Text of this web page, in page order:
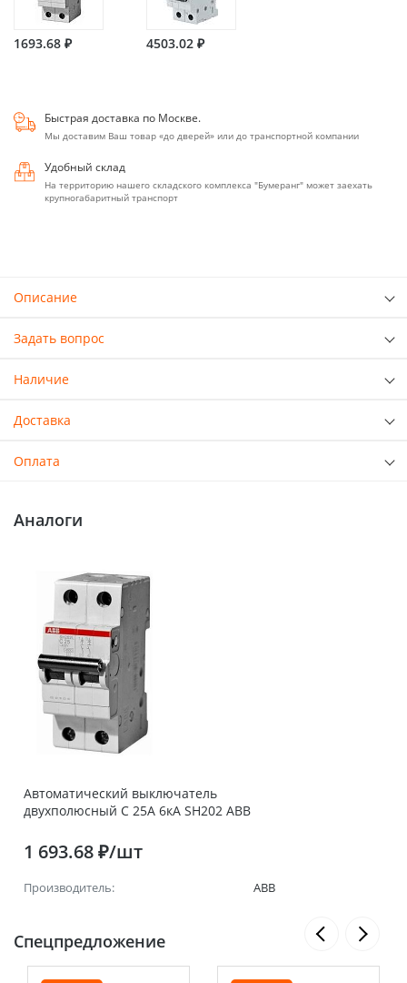
1693.68 ₽ 4503.02 ₽
Быстрая доставка по Москве.
Мы доставим Ваш товар «до дверей» или до транспортной компании
Удобный склад
На территорию нашего складского комплекса "Бумеранг" может заехать
крупногабаритный транспорт
Описание
Задать вопрос
Наличие
Доставка
Оплата
Аналоги
Автоматический выключатель
двухполюсный C 25А 6кА SH202 ABB
1 693.68 ₽/шт
Производитель: ABB
Спецпредложение